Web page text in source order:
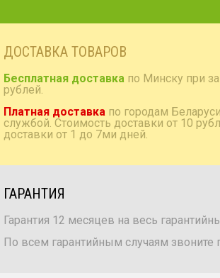
ДОСТАВКА ТОВАРОВ
Бесплатная доставка по Минску при
рублей.
Платная доставка по городам
службой. Стоимость доставки от 10
доставки от 1 до 7ми дней.
ГАРАНТИЯ
Гарантия 12 месяцев на весь
По всем гарантийным случаям звоните